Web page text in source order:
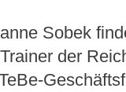
Sobek
der